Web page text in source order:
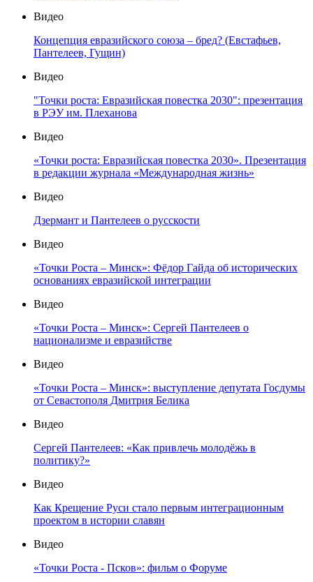
Видео
Концепция евразийского союза – бред? (Евстафьев,
Пантелеев, Гущин)
Видео
"Точки роста: Евразийская повестка 2030": презентация
в РЭУ им. Плеханова
Видео
«Точки роста: Евразийская повестка 2030». Презентация
в редакции журнала «Международная жизнь»
Видео
Дзермант и Пантелеев о русскости
Видео
«Точки Роста – Минск»: Фёдор Гайда об исторических
основаниях евразийской интеграции
Видео
«Точки Роста – Минск»: Сергей Пантелеев о
национализме и евразийстве
Видео
«Точки Роста – Минск»: выступление депутата Госдумы
от Севастополя Дмитрия Белика
Видео
Сергей Пантелеев: «Как привлечь молодёжь в
политику?»
Видео
Как Крещение Руси стало первым интеграционным
проектом в истории славян
Видео
«Точки Роста - Псков»: фильм о Форуме